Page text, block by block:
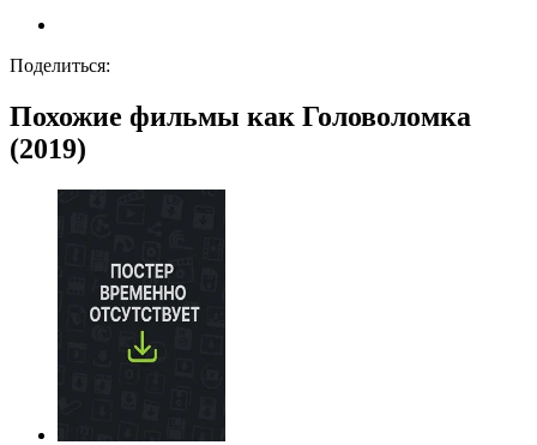
Поделиться:
Похожие фильмы как Головоломка
(2019)